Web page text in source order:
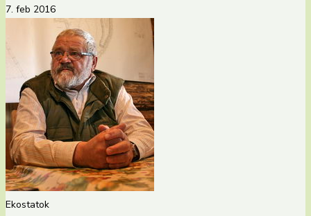
7. feb 2016
Ekostatok